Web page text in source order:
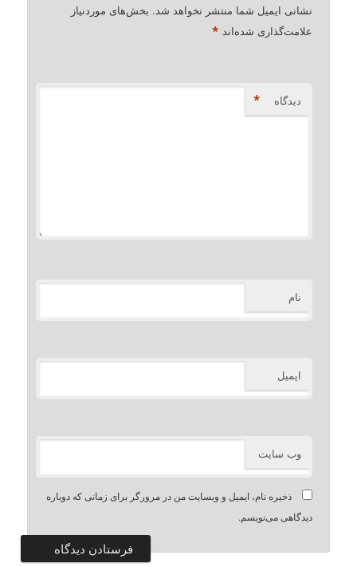
نشانی ایمیل شما منتشر نخواهد شد. بخش‌های موردنیاز
علامت‌گذاری شده‌اند *
دیدگاه *
نام
ایمیل
وب‌ سایت
ذخیره نام، ایمیل و وبسایت من در مرورگر برای زمانی که دوباره
دیدگاهی می‌نویسم.